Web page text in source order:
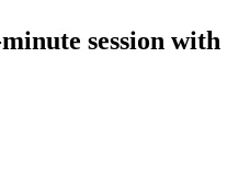
session with